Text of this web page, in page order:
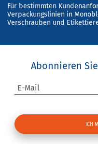
Für bestimmten
Verpackungslinien in
Verschrauben und
Abonnieren
E-Mail